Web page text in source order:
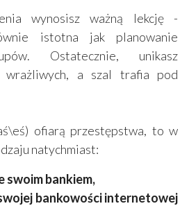
wynosisz ważną lekcję -
istotna jak planowanie
Ostatecznie, unikasz
wrażliwych, a szal trafia pod
ofiarą przestępstwa, to w
natychmiast:
swoim bankiem,
bankowości internetowej